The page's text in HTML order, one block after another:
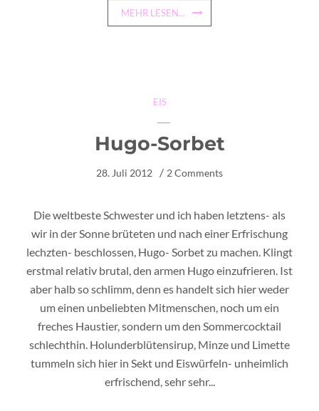
MEHR LESEN...
EIS
Hugo-Sorbet
28. Juli 2012 2 Comments
Die weltbeste Schwester und ich haben letztens- als
wir in der Sonne brüteten und nach einer Erfrischung
lechzten- beschlossen, Hugo- Sorbet zu machen. Klingt
erstmal relativ brutal, den armen Hugo einzufrieren. Ist
aber halb so schlimm, denn es handelt sich hier weder
um einen unbeliebten Mitmenschen, noch um ein
freches Haustier, sondern um den Sommercocktail
schlechthin. Holunderblütensirup, Minze und Limette
tummeln sich hier in Sekt und Eiswürfeln- unheimlich
erfrischend, sehr sehr...